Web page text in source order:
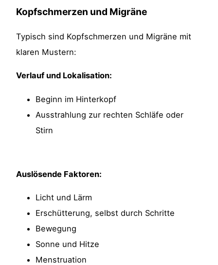
Kopfschmerzen und Migräne
Typisch sind Kopfschmerzen und Migräne mit
klaren Mustern:
Verlauf und Lokalisation:
Beginn im Hinterkopf
Ausstrahlung zur rechten Schläfe oder
Stirn
Auslösende Faktoren:
Licht und Lärm
Erschütterung, selbst durch Schritte
Bewegung
Sonne und Hitze
Menstruation